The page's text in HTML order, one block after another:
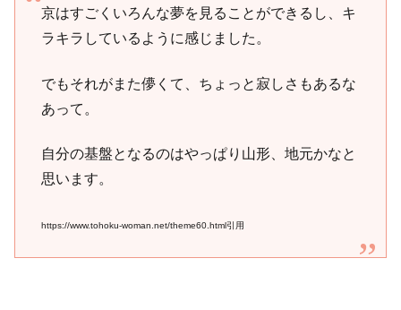
京はすごくいろんな夢を見ることができるし、キ
ラキラしているように感じました。
でもそれがまた儚くて、ちょっと寂しさもあるな
あって。
自分の基盤となるのはやっぱり山形、地元かなと
思います。
https://www.tohoku-woman.net/theme60.html引用